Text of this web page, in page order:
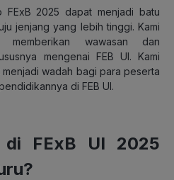
FExB 2025 dapat menjadi batu
jenjang yang lebih tinggi. Kami
wawasan dan
mengenai FEB UI. Kami
wadah bagi para peserta
di FEB UI.
FExB UI 2025